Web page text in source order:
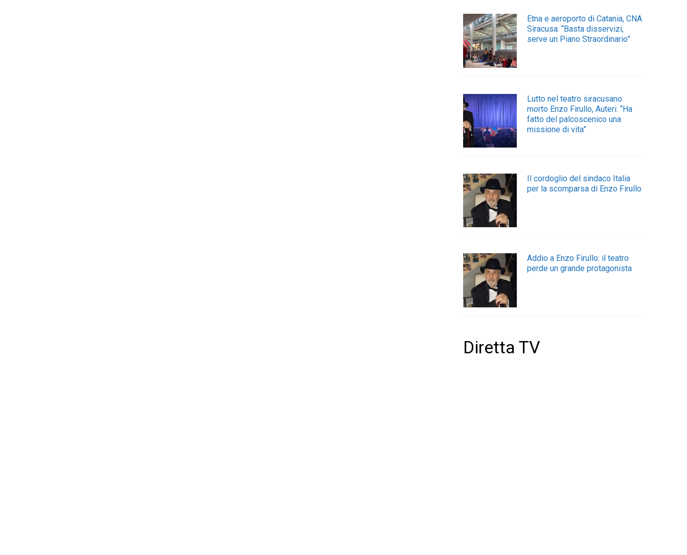
Etna e aeroporto di Catania, CNA
Siracusa: “Basta disservizi,
serve un Piano Straordinario”
Lutto nel teatro siracusano:
morto Enzo Firullo, Auteri: “Ha
fatto del palcoscenico una
missione di vita”
Il cordoglio del sindaco Italia
per la scomparsa di Enzo Firullo
Addio a Enzo Firullo: il teatro
perde un grande protagonista
Diretta TV